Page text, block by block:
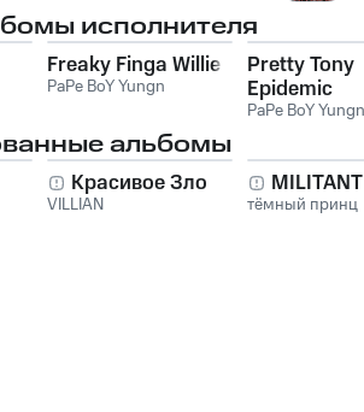
исполнителя
Freaky Finga Willie
PaPe BoY Yungn
Pretty Tony
Epidemic
PaPe BoY Yungn
альбомы
Красивое Зло
VILLIAN тёмный принц